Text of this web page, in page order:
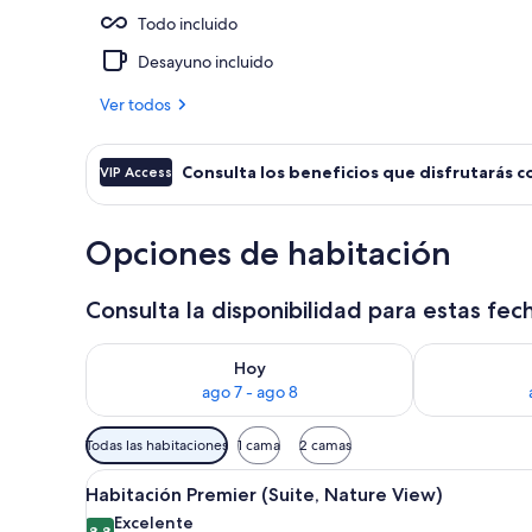
Todo incluido
Desayuno incluido
Ver todos
VIP Access Consulta los beneficios que disfrutarás
Opciones de habitación
Consulta la disponibilidad para estas
Hoy
ago 7 - ago 8
Consulta la disponibilidad para hoy ago 7 - ago 8
Consulta la
Filtros
disponibles
para
las
Todas las habitaciones 1 cama 2 camas
Abrir
todas
Una habitación de hotel
4
Habitación Premier (Suite, Nature View)
Excelente